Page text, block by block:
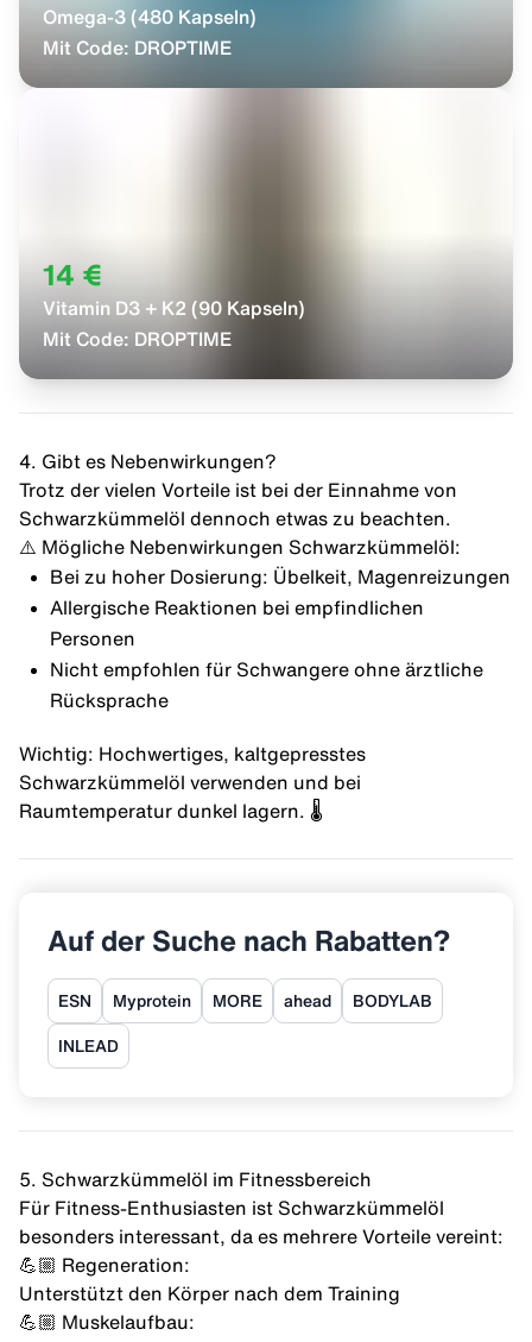
Omega-3 (480 Kapseln)
Mit Code: DROPTIME
14 €
Vitamin D3 + K2 (90 Kapseln)
Mit Code: DROPTIME
4. Gibt es Nebenwirkungen?
Trotz der vielen Vorteile ist bei der Einnahme von
Schwarzkümmelöl dennoch etwas zu beachten.
⚠️ Mögliche Nebenwirkungen Schwarzkümmelöl:
Bei zu hoher Dosierung: Übelkeit, Magenreizungen
Allergische Reaktionen bei empfindlichen
Personen
Nicht empfohlen für Schwangere ohne ärztliche
Rücksprache
Wichtig: Hochwertiges, kaltgepresstes
Schwarzkümmelöl verwenden und bei
Raumtemperatur dunkel lagern. 🌡️
Auf der Suche nach Rabatten?
ESN Myprotein MORE ahead BODYLAB
INLEAD
5. Schwarzkümmelöl im Fitnessbereich
Für Fitness-Enthusiasten ist Schwarzkümmelöl
besonders interessant, da es mehrere Vorteile vereint:
💪🏼 Regeneration:
Unterstützt den Körper nach dem Training
💪🏼 Muskelaufbau: